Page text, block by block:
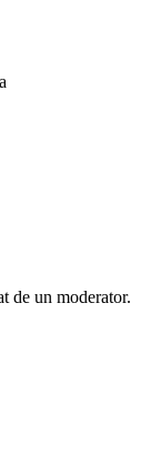
de un moderator.